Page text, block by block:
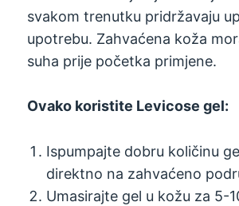
svakom trenutku pridržavaju
upotrebu. Zahvaćena koža
suha prije početka primjene.
Ovako koristite Levicose gel:
Ispumpajte dobru količinu
direktno na zahvaćeno
Umasirajte gel u kožu za 5-